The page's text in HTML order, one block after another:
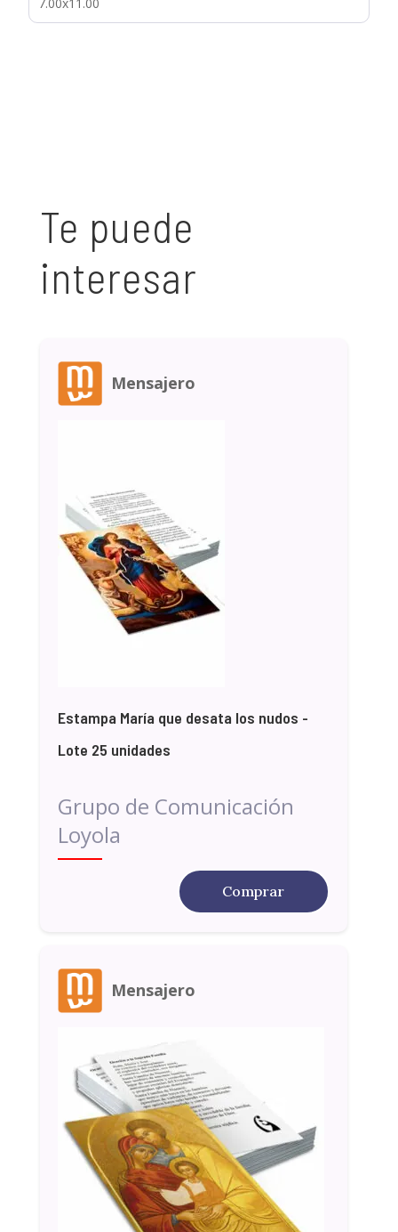
Te puede
interesar
Mensajero
Estampa María que desata los nudos -
Lote 25 unidades
Grupo de Comunicación
Loyola
Comprar
Mensajero